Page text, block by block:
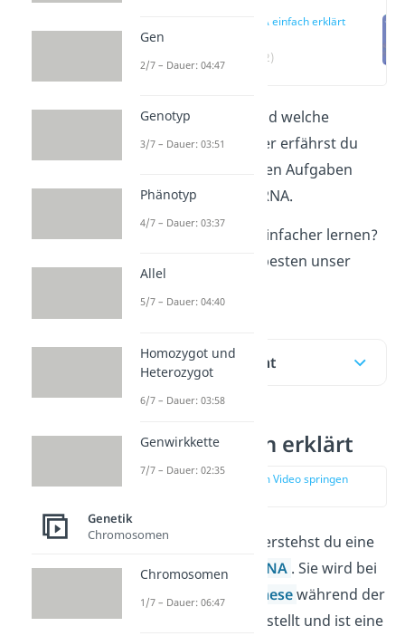
mRNA einfach erklärt
(00:12)
Was ist die mRNA und welche
Funktion hat sie? Hier erfährst du
alles zum Bau und den Aufgaben
dieser besonderen RNA.
Du möchtest noch einfacher lernen?
Dann schau dir am besten unser
Inhaltsübersicht
mRNA einfach erklärt
zur Stelle im Video springen
Unter einer mRNA verstehst du eine
spezielle Form der
RNA . Sie wird bei
derProteinbiosynthesewährend der
hergestellt und ist eine
Gen
2/7 – Dauer: 04:47
Genotyp
3/7 – Dauer: 03:51
Phänotyp
4/7 – Dauer: 03:37
Allel
5/7 – Dauer: 04:40
Homozygot und
Heterozygot
6/7 – Dauer: 03:58
Genwirkkette
7/7 – Dauer: 02:35
Genetik
Chromosomen
Chromosomen
1/7 – Dauer: 06:47